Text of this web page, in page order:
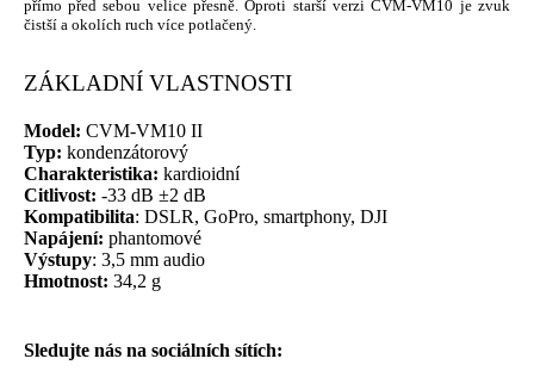
přímo před sebou velice přesně. Oproti starší verzi CVM-VM10 je zvuk
čistší a okolích ruch více potlačený.
ZÁKLADNÍ VLASTNOSTI
Model: CVM-VM10 II
Typ: kondenzátorový
Charakteristika: kardioidní
Citlivost: -33 dB ±2 dB
Kompatibilita: DSLR, GoPro, smartphony, DJI
Napájení: phantomové
Výstupy: 3,5 mm audio
Hmotnost: 34,2 g
Sledujte nás na sociálních sítích: